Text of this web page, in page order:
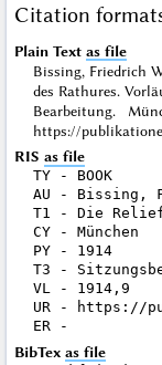
Citation
Plain Text as file
Bissing, Friedrich
des Rathures.
Bearbeitung.
https://
RIS as file
TY - BOOK
AU - Bissing,
T1 - Die
CY - München
PY - 1914
T3 -
VL - 1914,9
UR - https://
BibTex as file